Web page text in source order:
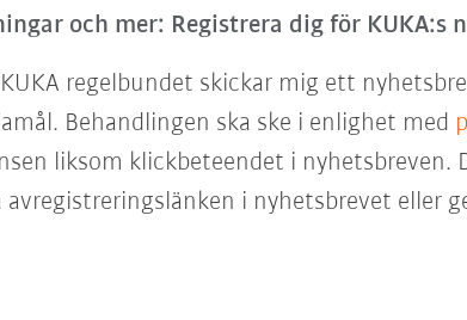
och mer: Registrera dig för KUKA:s
regelbundet skickar mig ett
Behandlingen ska ske i enlighet med
liksom klickbeteendet i nyhetsbreven.
i nyhetsbrevet eller